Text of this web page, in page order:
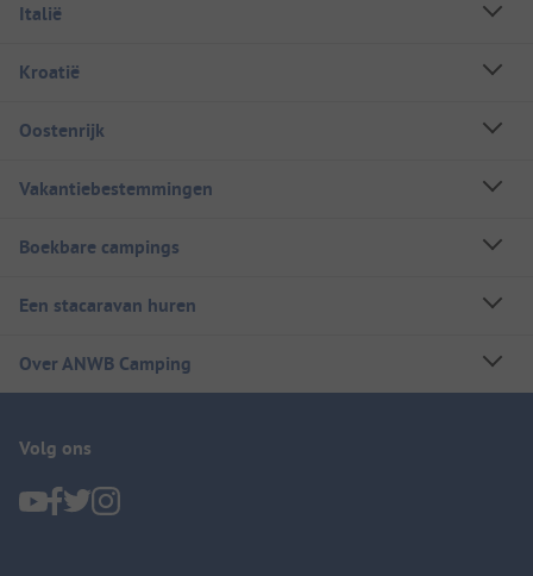
Italië
Kroatië
Oostenrijk
Vakantiebestemmingen
Boekbare campings
Een stacaravan huren
Over ANWB Camping
Volg ons